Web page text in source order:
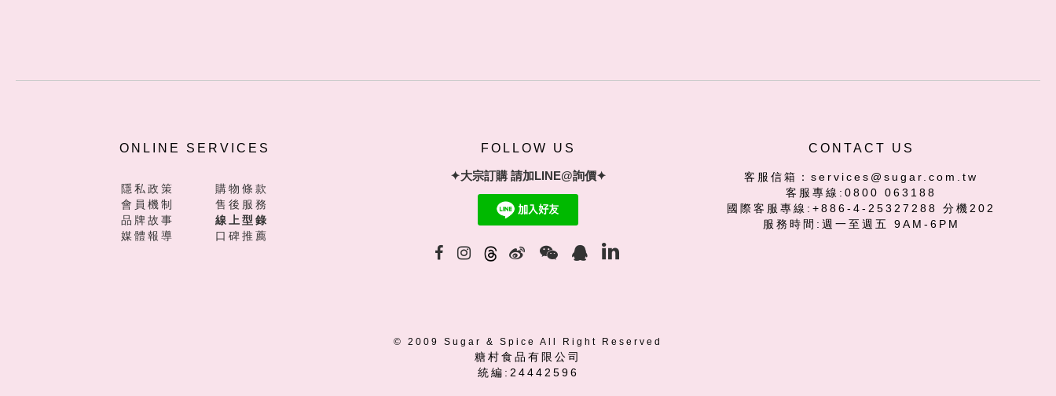
ONLINE SERVICES
隱私政策
購物條款
會員機制
售後服務
品牌故事
線上型錄
媒體報導
口碑推薦
FOLLOW US
✦大宗訂購 請加LINE@詢價✦
CONTACT US
客服信箱：services@sugar.com.tw
客服專線:0800 063188
國際客服專線:+886-4-25327288 分機202
服務時間:週一至週五 9AM-6PM
© 2009 Sugar & Spice All Right Reserved
糖村食品有限公司
統編:24442596